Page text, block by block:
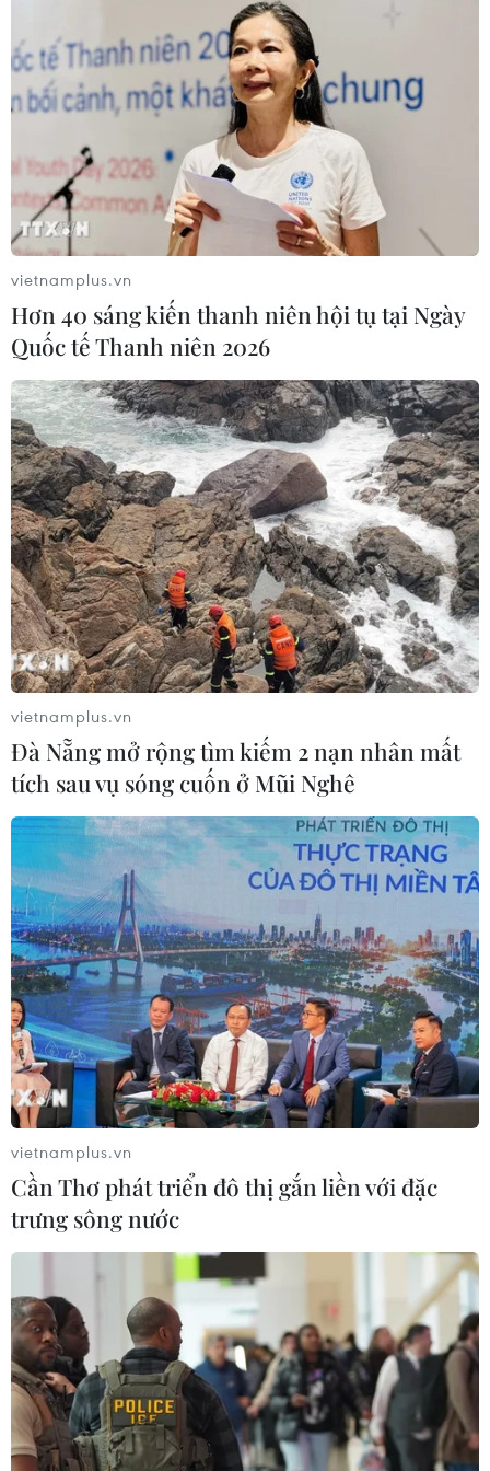
vietnamplus.vn
Hơn 40 sáng kiến thanh niên hội tụ tại Ngày
Quốc tế Thanh niên 2026
vietnamplus.vn
Đà Nẵng mở rộng tìm kiếm 2 nạn nhân mất
tích sau vụ sóng cuốn ở Mũi Nghê
vietnamplus.vn
Cần Thơ phát triển đô thị gắn liền với đặc
trưng sông nước